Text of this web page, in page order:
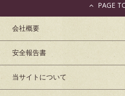
会社概要
安全報告書
当サイトについて
PAGE